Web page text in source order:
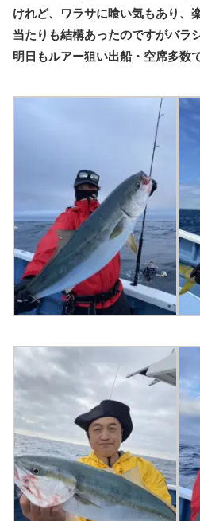
けれど、ワラサに喰い気もあり、
当たりも結構あったのですがバラ
明日もルアー狙い出船・空席多数